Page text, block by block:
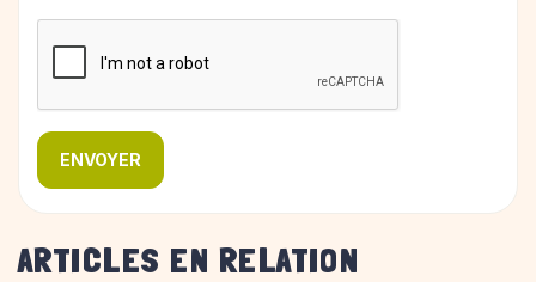
ENVOYER
ARTICLES EN RELATION